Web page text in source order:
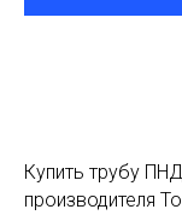
Купить трубу
производителя